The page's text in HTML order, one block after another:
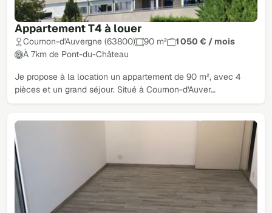
Appartement T4 à louer
Cournon-d'Auvergne (63800) 90 m²
1 050 € / mois
À 7km de Pont-du-Château
Je propose à la location un appartement de 90 m², avec 4
pièces et un grand séjour. Situé à Cournon-d'Auver…